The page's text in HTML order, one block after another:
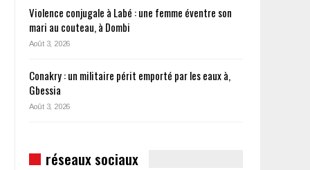
Violence conjugale à Labé : une femme éventre son
mari au couteau, à Dombi
Août 3, 2026
Conakry : un militaire périt emporté par les eaux à,
Gbessia
Août 3, 2026
réseaux sociaux